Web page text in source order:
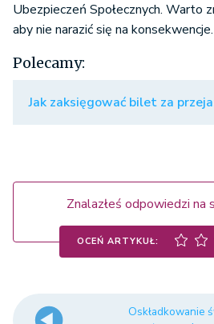
Ubezpieczeń Społecznych. Warto
aby nie narazić się na konsekwencje.
Polecamy:
Jak zaksięgować bilet za
Znalazłeś odpowiedzi na
OCEŃ ARTYKUŁ:
Oskładkowanie